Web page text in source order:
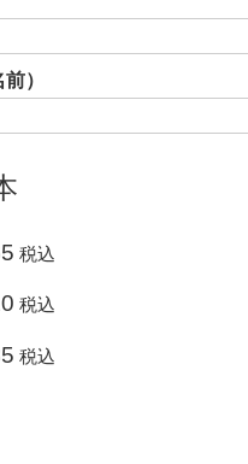
）
税込
税込
税込